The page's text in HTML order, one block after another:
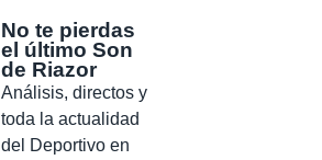
No te pierdas
el último Son
de Riazor
Análisis, directos y
toda la actualidad
del Deportivo en